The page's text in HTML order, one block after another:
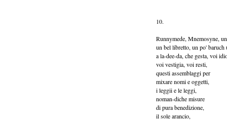
10.
Runnymede, Mnemosyne,
un bel libretto, un po' baruch
a la-dee-da, che gesta, voi
voi vestigia, voi resti,
questi assemblaggi per
mixare nomi e oggetti,
i leggii e le leggi,
noman-diche misure
di pura benedizione,
il sole arancio,